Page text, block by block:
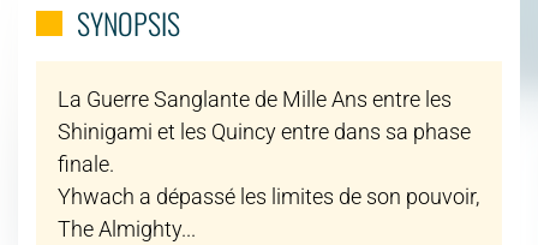
SYNOPSIS
La Guerre Sanglante de Mille Ans entre les
Shinigami et les Quincy entre dans sa phase
finale.
Yhwach a dépassé les limites de son pouvoir,
The Almighty...